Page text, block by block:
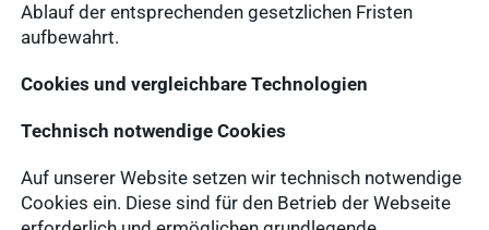
Ablauf der entsprechenden gesetzlichen Fristen
aufbewahrt.
Cookies und vergleichbare Technologien
Technisch notwendige Cookies
Auf unserer Website setzen wir technisch notwendige
Cookies ein. Diese sind für den Betrieb der Webseite